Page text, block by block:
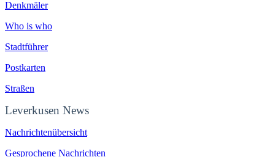
Denkmäler
Who is who
Stadtführer
Postkarten
Straßen
Leverkusen News
Nachrichtenübersicht
Gesprochene Nachrichten